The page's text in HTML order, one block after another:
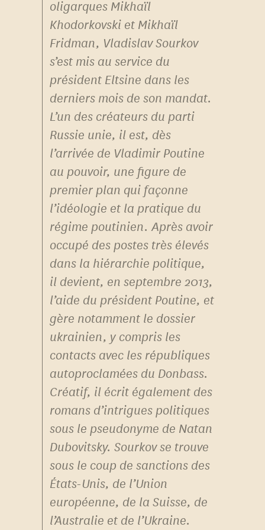
oligarques Mikhaïl
Khodorkovski et Mikhaïl
Fridman, Vladislav Sourkov
s’est mis au service du
président Eltsine dans les
derniers mois de son mandat.
L’un des créateurs du parti
Russie unie, il est, dès
l’arrivée de Vladimir Poutine
au pouvoir, une figure de
premier plan qui façonne
l’idéologie et la pratique du
régime poutinien. Après avoir
occupé des postes très élevés
dans la hiérarchie politique,
il devient, en septembre 2013,
l’aide du président Poutine, et
gère notamment le dossier
ukrainien, y compris les
contacts avec les républiques
autoproclamées du Donbass.
Créatif, il écrit également des
romans d’intrigues politiques
sous le pseudonyme de Natan
Dubovitsky. Sourkov se trouve
sous le coup de sanctions des
États-Unis, de l’Union
européenne, de la Suisse, de
l’Australie et de l’Ukraine.